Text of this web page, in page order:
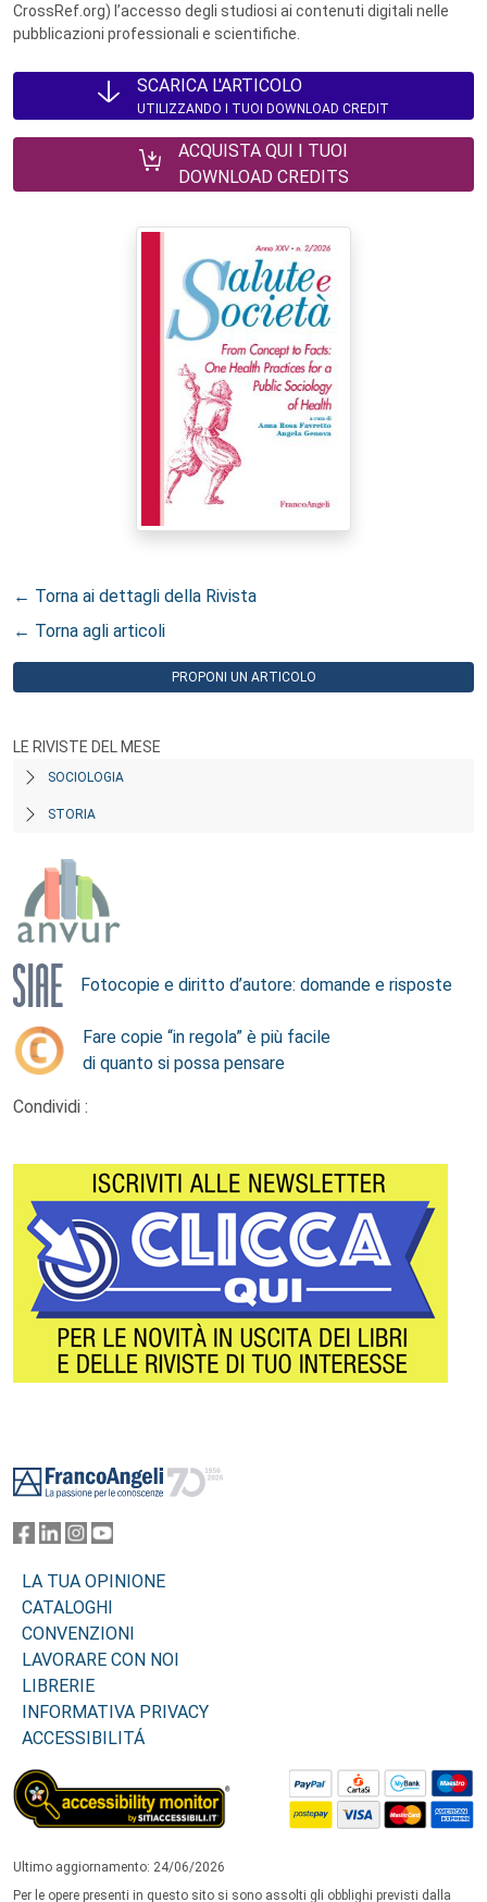
CrossRef.org) l’accesso degli studiosi ai contenuti digitali nelle
pubblicazioni professionali e scientifiche.
SCARICA L'ARTICOLO
UTILIZZANDO I TUOI DOWNLOAD CREDIT
ACQUISTA QUI I TUOI
DOWNLOAD CREDITS
← Torna ai dettagli della Rivista
← Torna agli articoli
PROPONI UN ARTICOLO
LE RIVISTE DEL MESE
SOCIOLOGIA
STORIA
Fotocopie e diritto d’autore: domande e risposte
Fare copie “in regola” è più facile
di quanto si possa pensare
Condividi :
LA TUA OPINIONE
CATALOGHI
CONVENZIONI
LAVORARE CON NOI
LIBRERIE
INFORMATIVA PRIVACY
ACCESSIBILITÁ
Ultimo aggiornamento: 24/06/2026
Per le opere presenti in questo sito si sono assolti gli obblighi previsti dalla